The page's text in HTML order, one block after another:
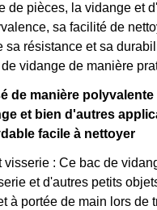
de pièces, la vidange et
sa facilité de
sa résistance et sa
vidange de manière
de manière
et bien d'autres
facile à nettoyer
: Ce bac de
et d'autres petits
à portée de main lors